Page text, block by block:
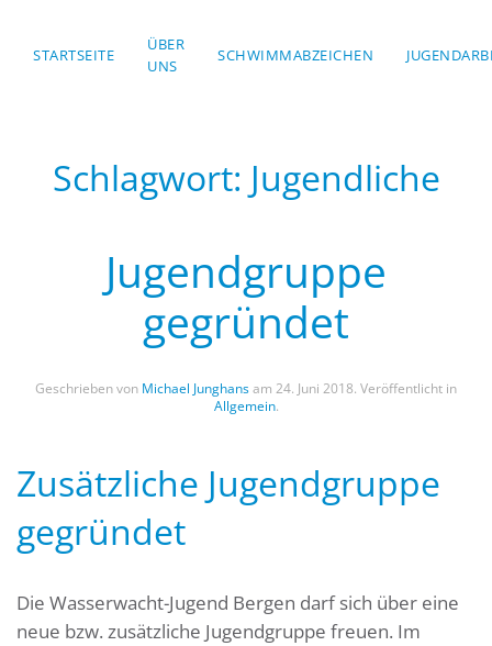
Skip to main content
STARTSEITE
ÜBER
UNS
SCHWIMMABZEICHEN
Schlagwort: Jugendliche
Jugendgruppe
gegründet
Geschrieben von Michael Junghansam 24. Juni 2018. Veröffentlicht in
Allgemein.
Zusätzliche Jugendgruppe
gegründet
Die Wasserwacht-Jugend Bergen darf sich über eine
neue bzw. zusätzliche Jugendgruppe freuen. Im